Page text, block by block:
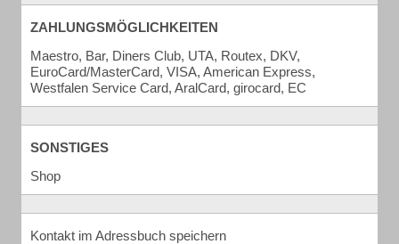
ZAHLUNGSMÖGLICHKEITEN
Maestro, Bar, Diners Club, UTA, Routex, DKV,
EuroCard/MasterCard, VISA, American Express,
Westfalen Service Card, AralCard, girocard, EC
SONSTIGES
Shop
Kontakt im Adressbuch speichern